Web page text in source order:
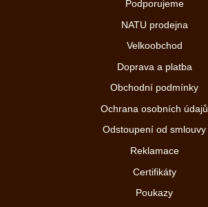
Podporujeme
NATU prodejna
Velkoobchod
Doprava a platba
Obchodní podmínky
Ochrana osobních údajů
Odstoupení od smlouvy
Reklamace
Certifikáty
Poukazy